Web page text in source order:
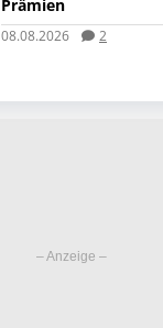
Prämien
08.08.2026 2